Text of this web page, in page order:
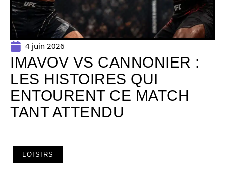
4 juin 2026
IMAVOV VS CANNONIER :
LES HISTOIRES QUI
ENTOURENT CE MATCH
TANT ATTENDU
LOISIRS